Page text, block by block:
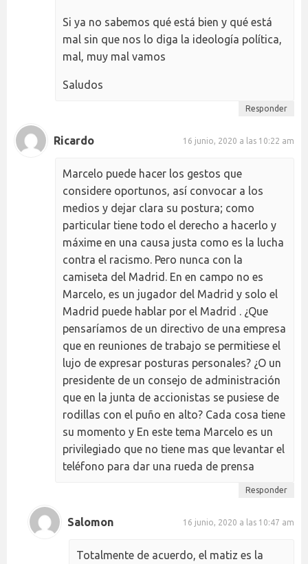
Si ya no sabemos qué está bien y qué está
mal sin que nos lo diga la ideología política,
mal, muy mal vamos
Saludos
Responder
Ricardo 16 junio, 2020 a las 10:22 am
Marcelo puede hacer los gestos que
considere oportunos, así convocar a los
medios y dejar clara su postura; como
particular tiene todo el derecho a hacerlo y
máxime en una causa justa como es la lucha
contra el racismo. Pero nunca con la
camiseta del Madrid. En en campo no es
Marcelo, es un jugador del Madrid y solo el
Madrid puede hablar por el Madrid . ¿Que
pensaríamos de un directivo de una empresa
que en reuniones de trabajo se permitiese el
lujo de expresar posturas personales? ¿O un
presidente de un consejo de administración
que en la junta de accionistas se pusiese de
rodillas con el puño en alto? Cada cosa tiene
su momento y En este tema Marcelo es un
privilegiado que no tiene mas que levantar el
teléfono para dar una rueda de prensa
Responder
Salomon 16 junio, 2020 a las 10:47 am
Totalmente de acuerdo, el matiz es la